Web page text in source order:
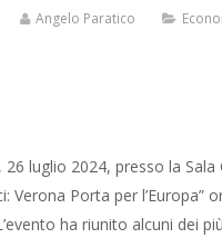
Angelo Paratico
26 luglio 2024, presso la
Verona Porta per l’Europa”
ha riunito alcuni dei